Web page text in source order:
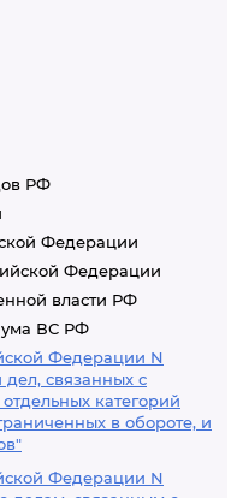
РФ
Федерации
Федерации
власти РФ
ВС РФ
Федерации N
дел, связанных с
категорий
в обороте, и
Федерации N